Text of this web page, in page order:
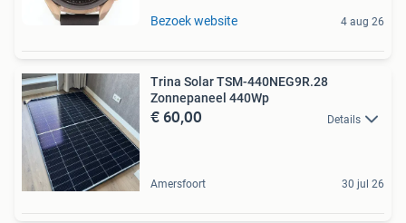
Bezoek website 4 aug 26
Trina Solar TSM-440NEG9R.28
Zonnepaneel 440Wp
€ 60,00 Details
Amersfoort 30 jul 26